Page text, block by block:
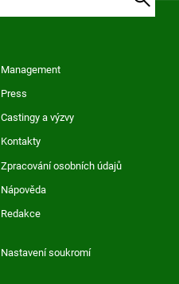
Management
Press
Castingy a výzvy
Kontakty
Zpracování osobních údajů
Nápověda
Redakce
Nastavení soukromí